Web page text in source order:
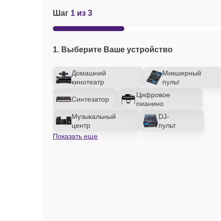
Шаг 1 из 3
1. Выберите Ваше устройство
Домашний
кинотеатр
Микшерный
пульт
Синтезатор
Цифровое
пианино
Музыкальный
центр
DJ-
пульт
Показать еще